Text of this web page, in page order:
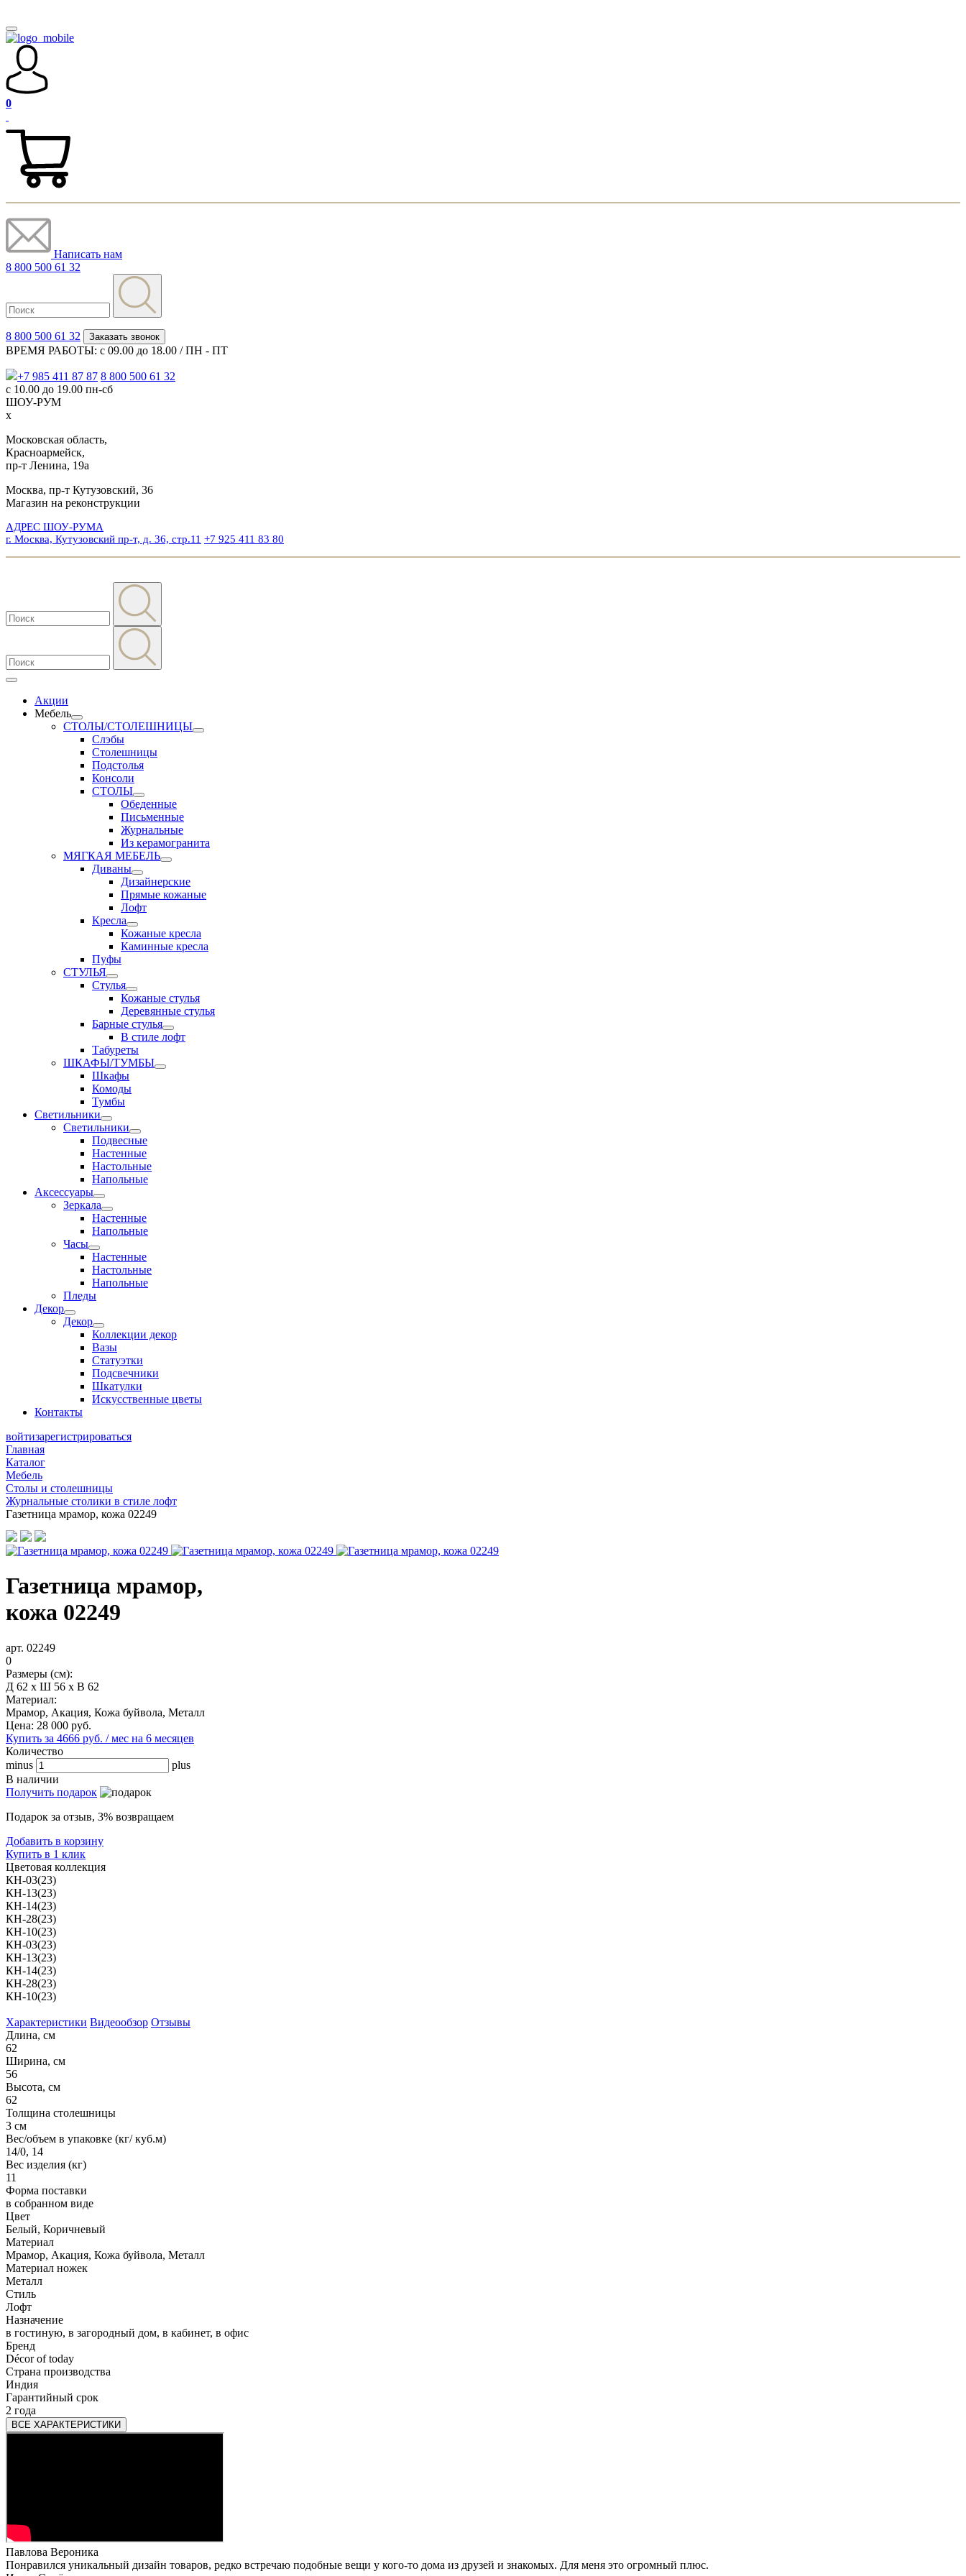
0
Написать нам
8 800 500 61 32
8 800 500 61 32 Заказать звонок
ВРЕМЯ РАБОТЫ: с 09.00 до 18.00 / ПН - ПТ
+7 985 411 87 87 8 800 500 61 32
с 10.00 до 19.00 пн-сб
ШОУ-РУМ
x
Московская область,
Красноармейск,
пр-т Ленина, 19а
Москва, пр-т Кутузовский, 36
Магазин на реконструкции
АДРЕС ШОУ-РУМА
г. Москва, Кутузовский пр-т, д. 36, стр.11 +7 925 411 83 80
Акции
Мебель
СТОЛЫ/СТОЛЕШНИЦЫ
Слэбы
Столешницы
Подстолья
Консоли
СТОЛЫ
Обеденные
Письменные
Журнальные
Из керамогранита
МЯГКАЯ МЕБЕЛЬ
Диваны
Дизайнерские
Прямые кожаные
Лофт
Кресла
Кожаные кресла
Каминные кресла
Пуфы
СТУЛЬЯ
Стулья
Кожаные стулья
Деревянные стулья
Барные стулья
В стиле лофт
Табуреты
ШКАФЫ/ТУМБЫ
Шкафы
Комоды
Тумбы
Светильники
Светильники
Подвесные
Настенные
Настольные
Напольные
Аксессуары
Зеркала
Настенные
Напольные
Часы
Настенные
Настольные
Напольные
Пледы
Декор
Декор
Коллекции декор
Вазы
Статуэтки
Подсвечники
Шкатулки
Искусственные цветы
Контакты
войтизарегистрироваться
Главная
Каталог
Мебель
Столы и столешницы
Журнальные столики в стиле лофт
Газетница мрамор, кожа 02249
Газетница мрамор,
кожа 02249
арт. 02249
0
Размеры (см):
Д 62 x Ш 56 x В 62
Материал:
Мрамор, Акация, Кожа буйвола, Металл
Цена: 28 000 руб.
Купить за 4666 руб. / мес на 6 месяцев
Количество
minus
plus
В наличии
Получить подарок
Подарок за отзыв, 3% возвращаем
Добавить в корзину
Купить в 1 клик
Цветовая коллекция
КН-03(23)
КН-13(23)
КН-14(23)
КН-28(23)
КН-10(23)
КН-03(23)
КН-13(23)
КН-14(23)
КН-28(23)
КН-10(23)
Характеристики Видеообзор Отзывы
Длина, см
62
Ширина, см
56
Высота, см
62
Толщина столешницы
3 см
Вес/объем в упаковке (кг/ куб.м)
14/0, 14
Вес изделия (кг)
11
Форма поставки
в собранном виде
Цвет
Белый, Коричневый
Материал
Мрамор, Акация, Кожа буйвола, Металл
Материал ножек
Металл
Стиль
Лофт
Назначение
в гостиную, в загородный дом, в кабинет, в офис
Бренд
Décor of today
Страна производства
Индия
Гарантийный срок
2 года
ВСЕ ХАРАКТЕРИСТИКИ
Павлова Вероника
Понравился уникальный дизайн товаров, редко встречаю подобные вещи у кого-то дома из друзей и знакомых. Для меня это огромный плюс.